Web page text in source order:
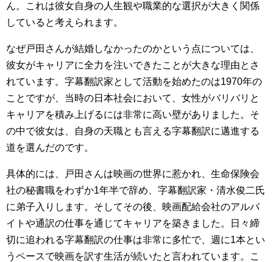
ん。これは彼女自身の人生観や職業的な選択が大きく関係
していると考えられます。
なぜ戸田さんが結婚しなかったのかという点については、
彼女がキャリアに全力を注いできたことが大きな理由とさ
れています。字幕翻訳家として活動を始めたのは1970年の
ことですが、当時の日本社会において、女性がバリバリと
キャリアを積み上げるには非常に高い壁がありました。そ
の中で彼女は、自身の天職とも言える字幕翻訳に邁進する
道を選んだのです。
具体的には、戸田さんは映画の世界に惹かれ、生命保険会
社の秘書職をわずか1年半で辞め、字幕翻訳家・清水俊二氏
に弟子入りします。そしてその後、映画配給会社のアルバ
イトや通訳の仕事を通じてキャリアを築きました。日々締
切に追われる字幕翻訳の仕事は非常に多忙で、週に1本とい
うペースで映画を訳す生活が続いたと言われています。こ